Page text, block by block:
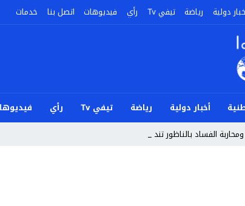
دولية رياضة تيفي Tv رأي فيديوهات اتصل بنا خدمات
أخبار دولية رياضة تيفي Tv رأي
الفساد بالناظور تندد بأحداث سب_